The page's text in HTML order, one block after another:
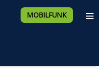
MOBILFUNK